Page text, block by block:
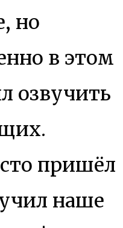
но
в этом
озвучить
пришёл
наше